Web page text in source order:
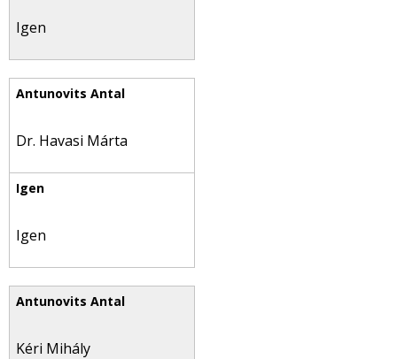
Igen
Dr. Havasi Márta
Igen
Kéri Mihály